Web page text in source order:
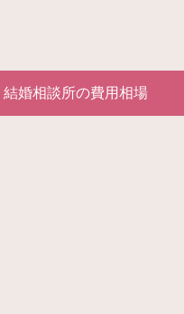
結婚相談所の費用相場